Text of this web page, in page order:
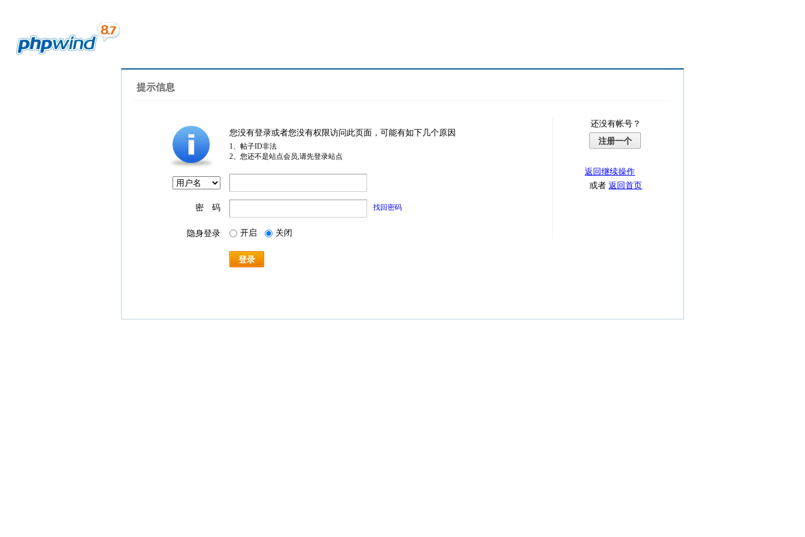
提示信息
您没有登录或者您没有权限访问此页面，可能有如下几个原因
1、帖子ID非法
2、您还不是站点会员,请先登录站点
密 码 找回密码
隐身登录 开启 关闭
登录
还没有帐号？
注册一个
返回继续操作
或者返回首页